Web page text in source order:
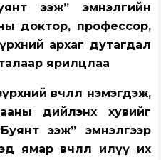
ээж” эмнэлгийн
доктор, профессор,
архаг дутагдал
ярилцлаа
өвчлөл нэмэгдэж,
дийлэнх хувийг
ээж” эмнэлгээр
ямар өвчлөл илүү их